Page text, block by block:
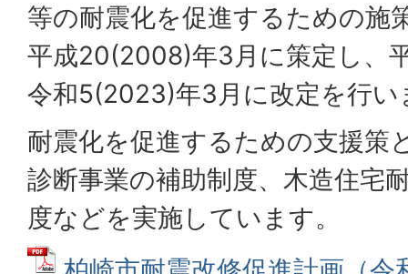
等の耐震化を促進するための施
平成20(2008)年3月に策定し、
令和5(2023)年3月に改定を行い
耐震化を促進するための支援策
診断事業の補助制度、木造住宅
度などを実施しています。